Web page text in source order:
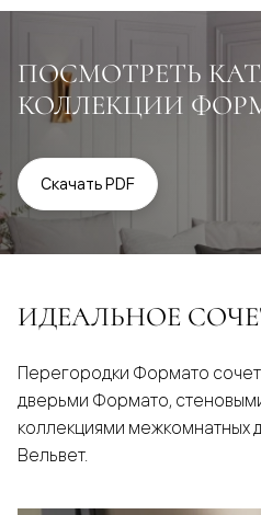
ПОСМОТРЕТЬ
КОЛЛЕКЦИИ
Скачать PDF
ИДЕАЛЬНОЕ
Перегородки Формато
дверьми Формато,
коллекциями межкомнатных
Вельвет.